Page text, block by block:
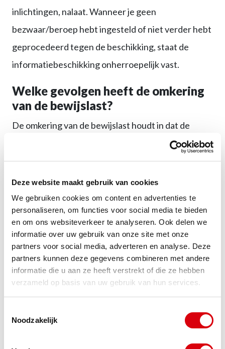
Deze website maakt gebruik van cookies
We gebruiken cookies om content en advertenties te
personaliseren, om functies voor social media te bieden
en om ons websiteverkeer te analyseren. Ook delen we
informatie over uw gebruik van onze site met onze
partners voor social media, adverteren en analyse. Deze
partners kunnen deze gegevens combineren met andere
informatie die u aan ze heeft verstrekt of die ze hebben
verzameld op basis van uw gebruik van hun services.
Noodzakelijk
inlichtingen, nalaat. Wanneer je geen
bezwaar/beroep hebt ingesteld of niet verder hebt
geprocedeerd tegen de beschikking, staat de
informatiebeschikking onherroepelijk vast.
Welke gevolgen heeft de omkering
van de bewijslast?
De omkering van de bewijslast houdt in dat de
inspecteur de aanslag kan vaststellen op basis van
een redelijke schatting in plaats van de hoogte ’te
doen laten blijken’. Deze schatting moet wel ergens
op gebaseerd zijn: de inspecteur mag niet zo maar
extreme hoogten hanteren. Hij heeft dus geen vrij
spel om willekeurige correcties door te voeren.
Daarmee is het nog niet voorbij voor de
belastingplichtige. Hij mag tegenbewijs leveren. Dit
onderbouwingen van de inspecteur, maar ook uit
aanslag. Kortom: omkering van de bewijslast is